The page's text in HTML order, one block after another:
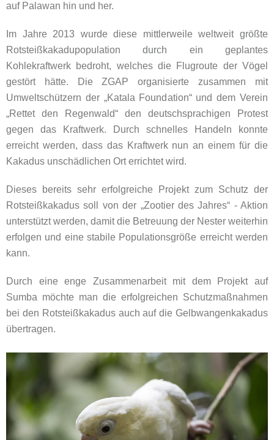
auf Palawan hin und her.
Im Jahre 2013 wurde diese mittlerweile weltweit größte
Rotsteißkakadupopulation durch ein geplantes
Kohlekraftwerk bedroht, welches die Flugroute der Vögel
gestört hätte. Die ZGAP organisierte zusammen mit
Umweltschützern der „Katala Foundation“ und dem Verein
„Rettet den Regenwald“ den deutschsprachigen Protest
gegen das Kraftwerk. Durch schnelles Handeln konnte
erreicht werden, dass das Kraftwerk nun an einem für die
Kakadus unschädlichen Ort errichtet wird.
Dieses bereits sehr erfolgreiche Projekt zum Schutz der
Rotsteißkakadus soll von der „Zootier des Jahres“ - Aktion
unterstützt werden, damit die Betreuung der Nester weiterhin
erfolgen und eine stabile Populationsgröße erreicht werden
kann.
Durch eine enge Zusammenarbeit mit dem Projekt auf
Sumba möchte man die erfolgreichen Schutzmaßnahmen
bei den Rotsteißkakadus auch auf die Gelbwangenkakadus
übertragen.